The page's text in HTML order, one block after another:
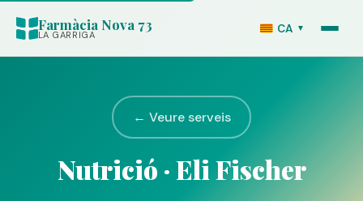
Farmàcia Nova 73
LA GARRIGA CA ▼
← Veure serveis
Nutrició · Eli Fischer